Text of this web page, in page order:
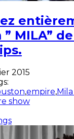
” MILA”
2015
,empire,Mila
show